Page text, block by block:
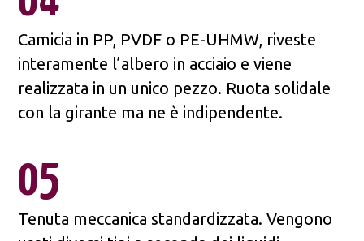
Camicia in PP, PVDF o PE-UHMW, riveste
interamente l’albero in acciaio e viene
realizzata in un unico pezzo. Ruota solidale
con la girante ma ne è indipendente.
05
Tenuta meccanica standardizzata. Vengono